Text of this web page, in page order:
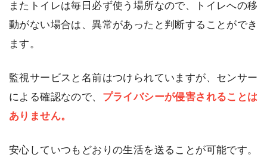
またトイレは毎日必ず使う場所なので、トイレへの移
動がない場合は、異常があったと判断することができ
ます。
監視サービスと名前はつけられていますが、センサー
による確認なので、 プライバシーが侵害されることは
ありません。
安心していつもどおりの生活を送ることが可能です。